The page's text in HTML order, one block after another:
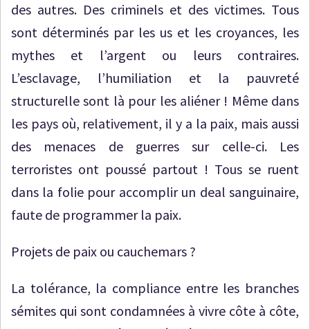
des autres. Des criminels et des victimes. Tous
sont déterminés par les us et les croyances, les
mythes et l’argent ou leurs contraires.
L’esclavage, l’humiliation et la pauvreté
structurelle sont là pour les aliéner ! Même dans
les pays où, relativement, il y a la paix, mais aussi
des menaces de guerres sur celle-ci. Les
terroristes ont poussé partout ! Tous se ruent
dans la folie pour accomplir un deal sanguinaire,
faute de programmer la paix.
Projets de paix ou cauchemars ?
La tolérance, la compliance entre les branches
sémites qui sont condamnées à vivre côte à côte,